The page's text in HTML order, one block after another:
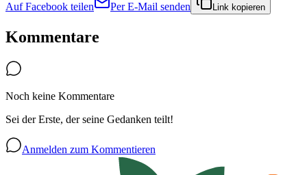
Auf Facebook teilen Per E-Mail senden Link kopieren
Kommentare
Noch keine Kommentare
Sei der Erste, der seine Gedanken teilt!
Anmelden zum Kommentieren